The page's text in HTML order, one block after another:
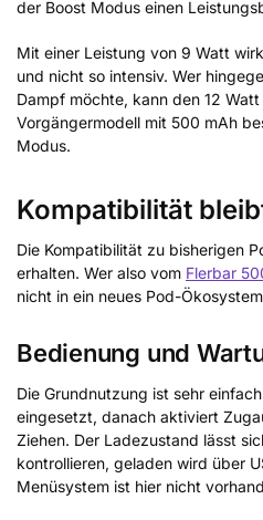
der Boost Modus einen
Mit einer Leistung von 9 Watt
und nicht so intensiv. Wer
Dampf möchte, kann den 12
Vorgängermodell mit 500 mAh
Modus.
Kompatibilität
Die Kompatibilität zu bisherigen
erhalten. Wer also vom Flerbar
nicht in ein neues Pod-
Bedienung und
Die Grundnutzung ist sehr
eingesetzt, danach aktiviert
Ziehen. Der Ladezustand lässt
kontrollieren, geladen wird über
Menüsystem ist hier nicht